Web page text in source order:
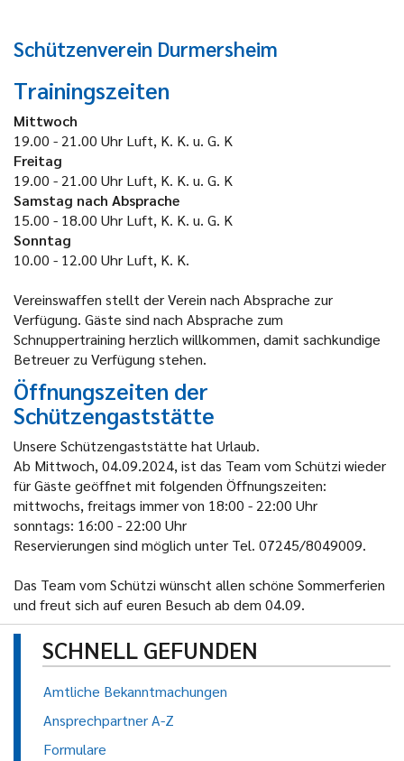
Schützenverein Durmersheim
Trainingszeiten
Mittwoch
19.00 - 21.00 Uhr Luft, K. K. u. G. K
Freitag
19.00 - 21.00 Uhr Luft, K. K. u. G. K
Samstag nach Absprache
15.00 - 18.00 Uhr Luft, K. K. u. G. K
Sonntag
10.00 - 12.00 Uhr Luft, K. K.
Vereinswaffen stellt der Verein nach Absprache zur
Verfügung. Gäste sind nach Absprache zum
Schnuppertraining herzlich willkommen, damit sachkundige
Betreuer zu Verfügung stehen.
Öffnungszeiten der
Schützengaststätte
Unsere Schützengaststätte hat Urlaub.
Ab Mittwoch, 04.09.2024, ist das Team vom Schützi wieder
für Gäste geöffnet mit folgenden Öffnungszeiten:
mittwochs, freitags immer von 18:00 - 22:00 Uhr
sonntags: 16:00 - 22:00 Uhr
Reservierungen sind möglich unter Tel. 07245/8049009.
Das Team vom Schützi wünscht allen schöne Sommerferien
und freut sich auf euren Besuch ab dem 04.09.
SCHNELL GEFUNDEN
Amtliche Bekanntmachungen
Ansprechpartner A-Z
Formulare